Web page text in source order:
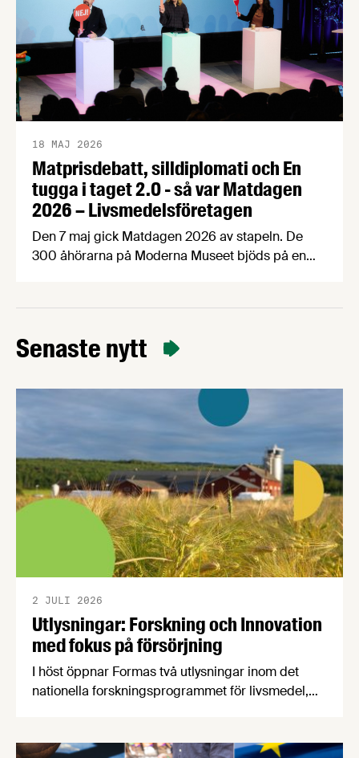
Matprisdebatt, silldiplomati och En
tugga i taget 2.0 - så var Matdagen
2026 – Livsmedelsföretagen
18 MAJ 2026
Den 7 maj gick Matdagen 2026 av stapeln. De
300 åhörarna på Moderna Museet bjöds på en
med Edward Blom, panelsamtal om
världens bästa fika och mycket, mycket mer. Här
video. Det övergripande temat …
Senaste nytt
Utlysningar: Forskning och Innovation
med fokus på försörjning
2 JULI 2026
I höst öppnar Formas två utlysningar inom det
nationella forskningsprogrammet för livsmedel,
en motståndskraftig livsmedelsförsörjning", och